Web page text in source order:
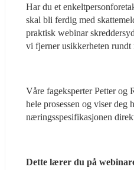
Har du et
skal bli ferdig med
praktisk webinar
vi fjerner usikkerheten
Våre fageksperter Petter og
hele prosessen og viser deg
næringsspesifikasjonen
Dette lærer du på